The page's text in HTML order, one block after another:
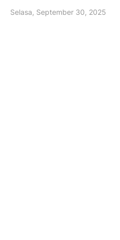
Selasa, September 30, 2025